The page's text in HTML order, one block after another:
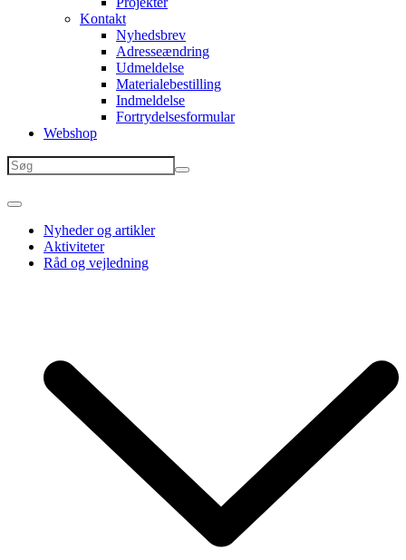
Kontakt
Nyhedsbrev
Adresseændring
Udmeldelse
Materialebestilling
Indmeldelse
Fortrydelsesformular
Webshop
Nyheder og artikler
Aktiviteter
Råd og vejledning